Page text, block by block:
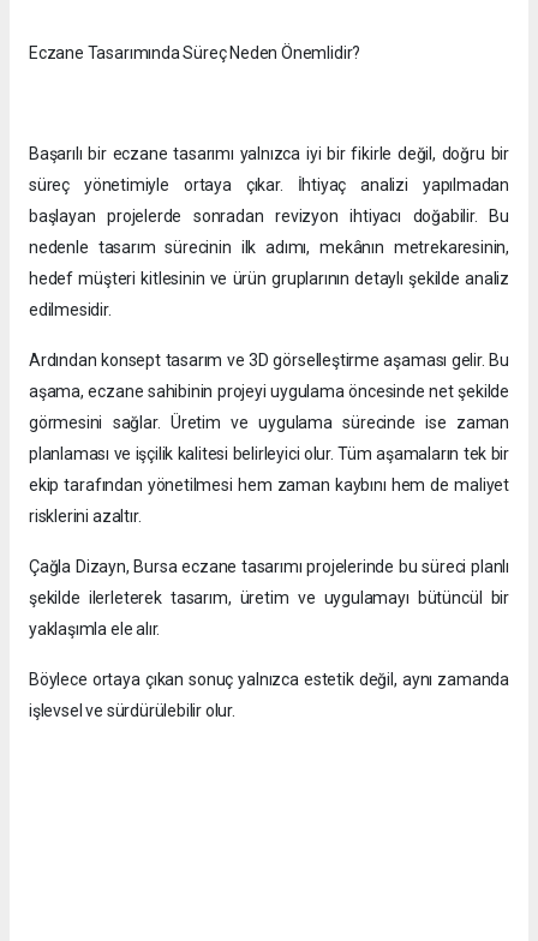
Eczane Tasarımında Süreç Neden Önemlidir?
Başarılı bir eczane tasarımı yalnızca iyi bir fikirle değil, doğru bir
süreç yönetimiyle ortaya çıkar. İhtiyaç analizi yapılmadan
başlayan projelerde sonradan revizyon ihtiyacı doğabilir. Bu
nedenle tasarım sürecinin ilk adımı, mekânın metrekaresinin,
hedef müşteri kitlesinin ve ürün gruplarının detaylı şekilde analiz
edilmesidir.
Ardından konsept tasarım ve 3D görselleştirme aşaması gelir. Bu
aşama, eczane sahibinin projeyi uygulama öncesinde net şekilde
görmesini sağlar. Üretim ve uygulama sürecinde ise zaman
planlaması ve işçilik kalitesi belirleyici olur. Tüm aşamaların tek bir
ekip tarafından yönetilmesi hem zaman kaybını hem de maliyet
risklerini azaltır.
Çağla Dizayn, Bursa eczane tasarımı projelerinde bu süreci planlı
şekilde ilerleterek tasarım, üretim ve uygulamayı bütüncül bir
yaklaşımla ele alır.
Böylece ortaya çıkan sonuç yalnızca estetik değil, aynı zamanda
işlevsel ve sürdürülebilir olur.